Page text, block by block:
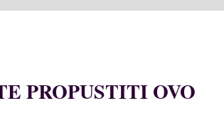
PROPUSTITI OVO